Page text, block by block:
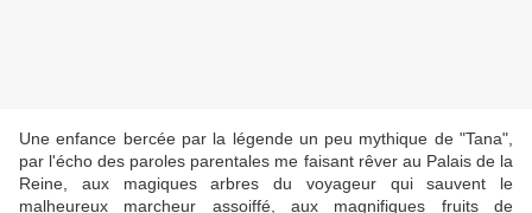
Une enfance bercée par la légende un peu mythique de "Tana",
par l'écho des paroles parentales me faisant rêver au Palais de la
Reine, aux magiques arbres du voyageur qui sauvent le
malheureux marcheur assoiffé, aux magnifiques fruits de